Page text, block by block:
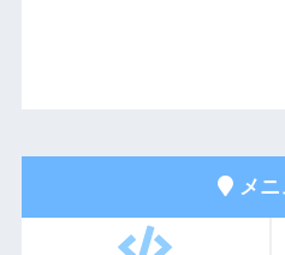
メ